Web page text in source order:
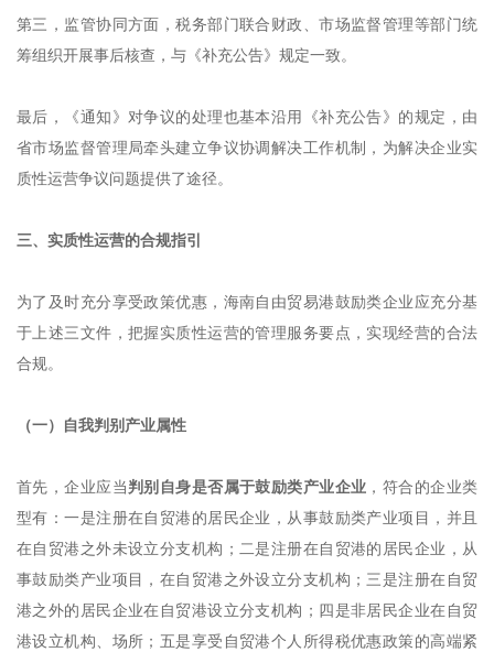
第三，监管协同方面，税务部门联合财政、市场监督管理等部门统
筹组织开展事后核查，与《补充公告》规定一致。
最后，《通知》对争议的处理也基本沿用《补充公告》的规定，由
省市场监督管理局牵头建立争议协调解决工作机制，为解决企业实
质性运营争议问题提供了途径。
三、实质性运营的合规指引
为了及时充分享受政策优惠，海南自由贸易港鼓励类企业应充分基
于上述三文件，把握实质性运营的管理服务要点，实现经营的合法
合规。
（一）自我判别产业属性
首先，企业应当判别自身是否属于鼓励类产业企业 ，符合的企业类
型有：一是注册在自贸港的居民企业，从事鼓励类产业项目，并且
在自贸港之外未设立分支机构；二是注册在自贸港的居民企业，从
事鼓励类产业项目，在自贸港之外设立分支机构；三是注册在自贸
港之外的居民企业在自贸港设立分支机构；四是非居民企业在自贸
港设立机构、场所；五是享受自贸港个人所得税优惠政策的高端紧